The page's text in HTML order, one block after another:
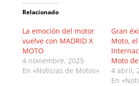
Relacionado
La emoción del motor
vuelve con MADRID X
MOTO
4 noviembre, 2025
En «Noticias de Motos»
Gran
Moto,
Moto
4 abril,
En